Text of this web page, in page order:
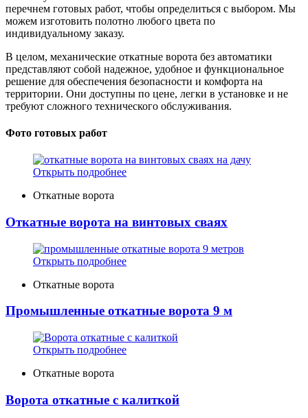
перечнем готовых работ, чтобы определиться с выбором. Мы
можем изготовить полотно любого цвета по
индивидуальному заказу.
В целом, механические откатные ворота без автоматики
представляют собой надежное, удобное и функциональное
решение для обеспечения безопасности и комфорта на
территории. Они доступны по цене, легки в установке и не
требуют сложного технического обслуживания.
Фото готовых работ
Открыть подробнее
Откатные ворота
Откатные ворота на винтовых сваях
Открыть подробнее
Откатные ворота
Промышленные откатные ворота 9 м
Открыть подробнее
Откатные ворота
Ворота откатные с калиткой